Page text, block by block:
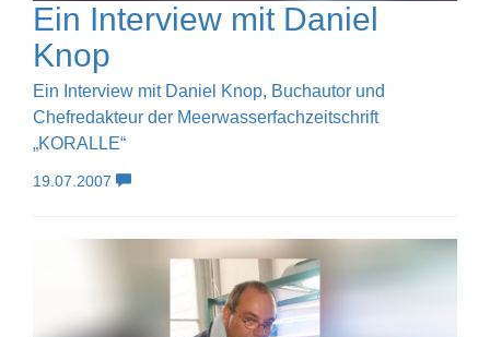
Ein Interview mit Daniel
Knop
Ein Interview mit Daniel Knop, Buchautor und
Chefredakteur der Meerwasserfachzeitschrift
„KORALLE“
19.07.2007